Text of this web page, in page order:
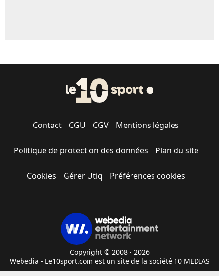
Contact CGU CGV Mentions légales
Politique de protection des données Plan du site
Cookies Gérer Utiq Préférences cookies
Copyright © 2008 - 2026
Webedia - Le10sport.com est un site de la société 10 MEDIAS